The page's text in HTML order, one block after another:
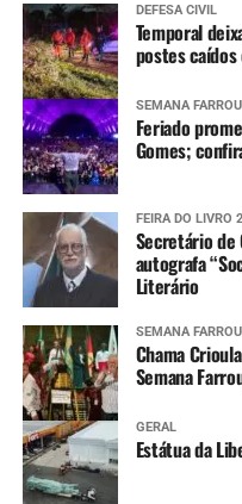
DEFESA CIVIL
Temporal
postes caídos
SEMANA
Feriado
Gomes;
FEIRA DO LIVRO
Secretário de
autografa
Literário
SEMANA
Chama
Semana
GERAL
Estátua da